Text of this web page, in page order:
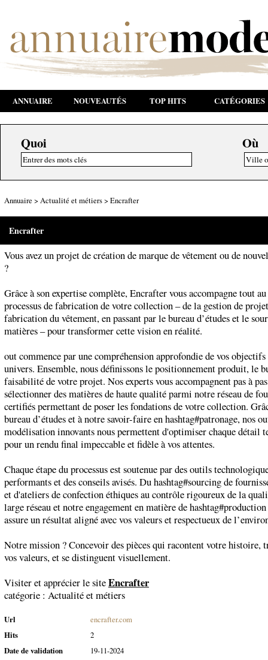
ANNUAIRE NOUVEAUTÉS TOP HITS CATÉGORIES
Quoi Où
Annuaire > Actualité et métiers> Encrafter
Encrafter
Vous avez un projet de création de marque de vêtement ou de
?
Grâce à son expertise complète, Encrafter vous accompagne tout
processus de fabrication de votre collection – de la gestion de
fabrication du vêtement, en passant par le bureau d’études et le
matières – pour transformer cette vision en réalité.
out commence par une compréhension approfondie de vos
univers. Ensemble, nous définissons le positionnement produit, le
faisabilité de votre projet. Nos experts vous accompagnent pas à
sélectionner des matières de haute qualité parmi notre réseau de
certifiés permettant de poser les fondations de votre collection.
bureau d’études et à notre savoir-faire en hashtag#patronage, nos
modélisation innovants nous permettent d'optimiser chaque détail
pour un rendu final impeccable et fidèle à vos attentes.
Chaque étape du processus est soutenue par des outils
performants et des conseils avisés. Du hashtag#sourcing de
et d'ateliers de confection éthiques au contrôle rigoureux de la
large réseau et notre engagement en matière de
assure un résultat aligné avec vos valeurs et respectueux de
Notre mission ? Concevoir des pièces qui racontent votre histoire,
vos valeurs, et se distinguent visuellement.
Visiter et apprécier le siteEncrafter
catégorie : Actualité et métiers
Url
encrafter.com
Hits
2
Date de validation
19-11-2024